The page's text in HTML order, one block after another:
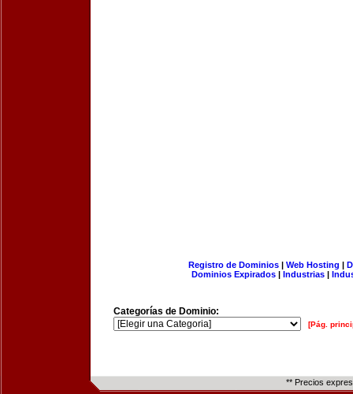
Registro de Dominios| Web Hosting |
Dominios Expirados | Industrias |
Categorías de Dominio:
[Pág.
** Precios